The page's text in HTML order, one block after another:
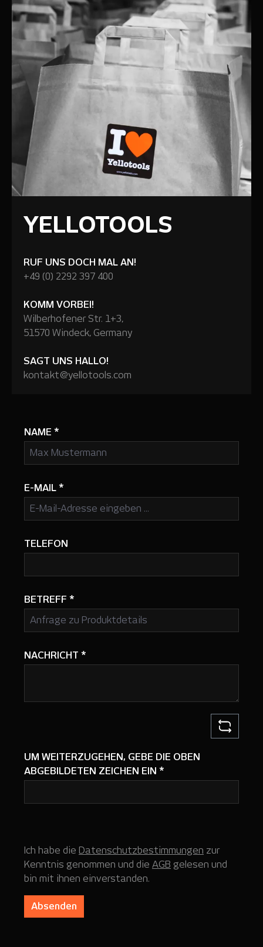
YELLOTOOLS
RUF UNS DOCH MAL AN!
+49 (0) 2292 397 400
KOMM VORBEI!
Wilberhofener Str. 1+3,
51570 Windeck, Germany
SAGT UNS HALLO!
kontakt@yellotools.com
NAME *
E-MAIL *
TELEFON
BETREFF *
NACHRICHT *
UM WEITERZUGEHEN, GEBE DIE OBEN
ABGEBILDETEN ZEICHEN EIN *
Ich habe die Datenschutzbestimmungen zur
Kenntnis genommen und die AGB gelesen und
bin mit ihnen einverstanden.
Absenden